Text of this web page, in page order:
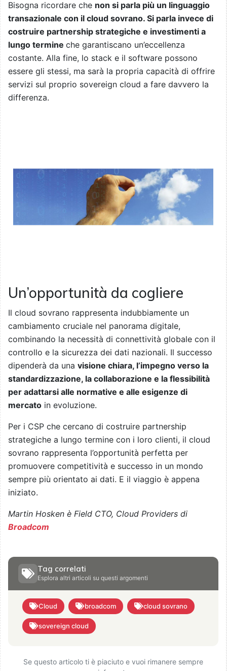
Bisogna ricordare che non si parla più un linguaggio
transazionale con il cloud sovrano. Si parla invece di
costruire partnership strategiche e investimenti a
lungo termine che garantiscano un’eccellenza
costante. Alla fine, lo stack e il software possono
essere gli stessi, ma sarà la propria capacità di offrire
servizi sul proprio sovereign cloud a fare davvero la
differenza.
Un’opportunità da cogliere
Il cloud sovrano rappresenta indubbiamente un
cambiamento cruciale nel panorama digitale,
combinando la necessità di connettività globale con il
controllo e la sicurezza dei dati nazionali. Il successo
dipenderà da una visione chiara, l’impegno verso la
standardizzazione, la collaborazione e la flessibilità
per adattarsi alle normative e alle esigenze di
mercato in evoluzione.
Per i CSP che cercano di costruire partnership
strategiche a lungo termine con i loro clienti, il cloud
sovrano rappresenta l’opportunità perfetta per
promuovere competitività e successo in un mondo
sempre più orientato ai dati. E il viaggio è appena
iniziato.
Martin Hosken è Field CTO, Cloud Providers di
Broadcom
Tag correlati
Esplora altri articoli su questi argomenti
Cloud broadcom cloud sovrano
sovereign cloud
Se questo articolo ti è piaciuto e vuoi rimanere sempre